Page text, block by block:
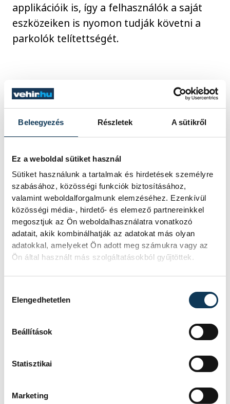
Beleegyezés Részletek A sütikről
Ez a weboldal sütiket használ
Sütiket használunk a tartalmak és hirdetések személyre
szabásához, közösségi funkciók biztosításához,
valamint weboldalforgalmunk elemzéséhez. Ezenkívül
közösségi média-, hirdető- és elemező partnereinkkel
megosztjuk az Ön weboldalhasználatra vonatkozó
adatait, akik kombinálhatják az adatokat más olyan
adatokkal, amelyeket Ön adott meg számukra vagy az
Ön által használt más szolgáltatásokból gyűjtöttek.
Elengedhetetlen
Beállítások
Statisztikai
Marketing
applikációik is, így a felhasználók a saját
eszközeiken is nyomon tudják követni a
parkolók telítettségét.
Porga Gyula
Európa Kulturális Fővárosa
VKSZ Zrt
Temesvári Balázs
SZERZŐ
Schöngrundtner
FOTÓS
Domján